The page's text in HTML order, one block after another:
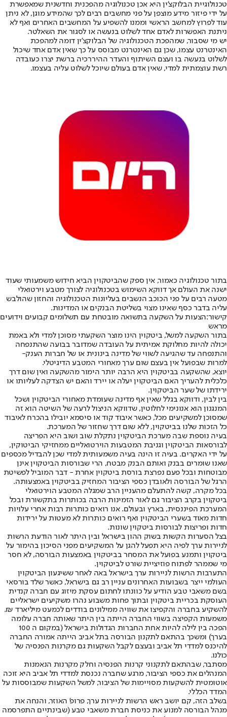
טכנולוגיית הבלוקצ’ין היא אכן טכנולוגיה מהפכנית וחדשנית שמאפשרת
על ידי פיזור מידע מוצפן על פני מחשבים רבים לכך שהמידע מוגן, לא ניתן
עוד לפרוץ למחשב הראשי וממנו להשפיע על המחשבים האחרים ואף לא
ניתנת האפשרות לאדם אחד לשלוט בנעשה או לסגור את השאלטר.
יש מי שסבור, שמהפכת הטכנולוגיה של הבלוקצ’ין דומה למהפכת
האינטרנט עצמו, שכן גם האינטרנט מבוסס על כך שאין אדם אחד שיכול
לשלוט בנעשה בו ועצם השיתוף והעדר ההיררכיה ברשת יצרו כעובדה
רשת עוצמתית למדי, שאין אדם בעולם שיוכל לשלוט עליה בעצמו.
בתור טכנולוגיה כאמור, אין ספק שהביטקוין הביא חידוש משמעותי שעוד
ישנה את העולם אך דווקא השימוש בטכנולוגיה לצורך מטבע וירטואלי
מטעה רבים על פני הכוכב הנשבים בעליונות הטכנולוגיה והחזון שהולבש
עליה בדבר כסף שאינו מצוי בשליטת הבנקים או המדינות.
קישור:הצעות על השקעה בתשואה מובטחת עם תשלומים קבועים וידועים
מראש
בתור השקעה למשל, ביטקוין הינו מוצר השקעתי מסוכן למדי ולא באמת
יכולה להיות מחלוקת אמיתית על העובדה שמדובר בבועה שהתנפחה
והתנפחה עד שהגיעה לשווי של מדינה בינונית או של חברות הענק-
למרות שבפועל אין בעצם שום ערך מאחורי המטבע הדיגיטלי.
יוצא, שהשקעה בביטקוין היא הרבה יותר הימור מהשקעה ואין שום דרך
כלכלית להעריך האם הביטקוין יעלה או יירד והאם יש הצדקה לעליותו או
ירידתו של שער הביטקוין.
בין לבין, ודווקא בגלל שאין אף מדינה שעומדת מאחורי הביטקוין ושכל
המנגנון הוא אנונימי לחלוטין, שדווקא הניצול לרעה של השיטה הוא זה
שמסוכן למשקיעים מכל, כאשר איבוד קוד או סיסמא יובילו בהכרח לאיבוד
כל הזכות שלנו בביטקוין, ללא שום דרך שחזור של המערכת.
בעיה נוספת שבה מערכת הביטקוין נתקלת שוב ושוב היא הפריצה
לבורסאות הביטקוין וגניבת המטבעות הוירטואליים ממחזיקי הביטוקין,
על ידי האקרים. בעיה זו הינה בעיה משמעותית למדי שכן להבדיל מכספים
שאנו שומרים בבנק ואותם הבנק מבטח, הרי שבורסות הביטקוין אינן
מבוטחות ובכל פעם נפרצת בורסת ביטקוין אחרת - דבר המוביל לפשיטת
הרגל של הבורסה ולאובדן כספי הציבור המחזיק בביטקוין באמצעותה.
בכל מקרה, קשה להתעלם מהעניין הרב שמגלה המטבע הוירטואלי
ביטקוין בקרב הציבור גם לאור הזמינות הרבה בכותרות בתקשורת ובכל
המערכת הפיננסית, בארץ ובעולם. אנו רואים כותרות רבות אחרי עלויות
חדות מאוד בשערי הביטקוין ואף רואים כותרות לא מעטות על ירידות
חדות ופריצות לבורסות ביטקוין שונות.
בצל הסערות הקשות בשוק ההון בישראל ובין היתר לאור הודעת הרשות
לניירות ערך לפיה היא תפעל להגן על המשקיעים מפני הסיכון בהימור על
ביטקוין ותמנע בפועל את המסחר בביטקוין באמצעות הבורסה, לא חסר
מי שממהר לפתוח פוזיציית שורט לביטקוין.
התערבות הרשות לניירות ערך בישראל באה לאחר ששיגעון הביטקוין
העולמי ייצר בשבועות האחרונים עניין רב גם בישראל, כאשר שלד בורסאי
בשם משאבי טבע הודיע על כוונתו לחתום עסקת מיזוג עם חברה קנדית
העוסקת בכריית ביטקוין ובתוך פחות משבוע נהרו משקיעים ישראליים
להשקיע בחברה והקפיצו את שוויה ממילונים בודדים לכמעט מיליארד ₪.
משמעות הקפיצה בשווי החברה הייתה בין היתר שאותה חברה עלומה
הפכה בין לילה להיות אחת החברות הגדולות בישראל (במקום ה 100
בערך) ומשכך בהתאם לתקנון הבורסה בתל אביב הייתה אמורה החברה
להיכנס למדדי תל אביב ובעצם לקבל השקעות גם מקרנות הפנסיה של
כולנו.
מסתבר, שבהתאם לתקנוני קרנות הפנסיה וחלק מקרנות הנאמנות
המנהלים את כספי הציבור, מרגע שחברה נכנסת למדדי תל אביב היא זוכה
אוטומטית להשקעות מסויימות של הציבור, למשל השקעות שמבוססות על
המדד הכללי.
בשלב הזה, קם יושב ראש הרשות לניירות ערך, פרופ’ האוזר, והנחה את
מנהל הבורסה למנוע את כניסת חברת משאבי טבע (שבינתיים התפרסמה